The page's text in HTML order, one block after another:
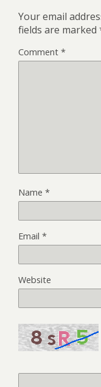
Your email
fields are marked
Comment *
Name *
Email *
Website